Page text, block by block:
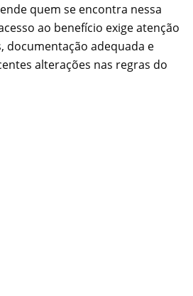
quem se encontra nessa
ao benefício exige atenção
documentação adequada e
alterações nas regras do